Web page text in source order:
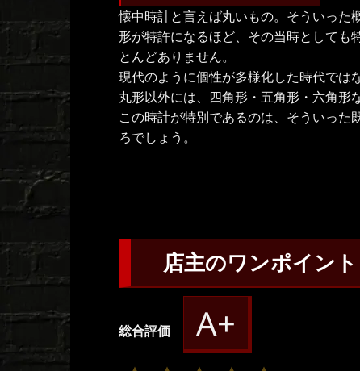
懐中時計と言えば丸いもの。そういった
形が特許になるほど、その当時としても
とんどありません。
現代のように個性が多様化した時代では
丸形以外には、四角形・五角形・六角形
この時計が特別であるのは、そういっ
ろでしょう。
店主のワンポイン
総合評価 A+